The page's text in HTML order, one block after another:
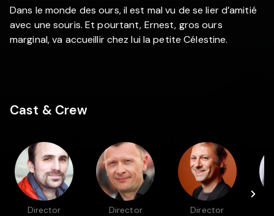
Dans le monde des ours, il est mal vu de se lier d’amitié
avec une souris. Et pourtant, Ernest, gros ours
marginal, va accueillir chez lui la petite Célestine.
Cast & Crew
Director Director Director